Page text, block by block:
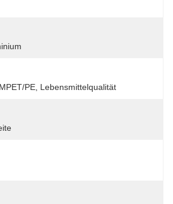
PE, Lebensmittelqualität